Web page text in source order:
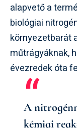
alapvető a
biológiai
környezetbarát
műtrágyáknak,
évezredek óta
A
kémiai